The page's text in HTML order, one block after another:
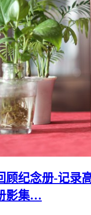
顾纪念册-记录
影集…